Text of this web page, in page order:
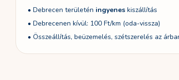
• Debrecen területén ingyenes kiszállítás
• Debrecenen kívül: 100 Ft/km (oda-vissza)
• Összeállítás, beüzemelés, szétszerelés az